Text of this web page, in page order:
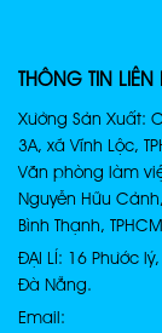
THÔNG TIN LIÊN
Xưởng Sản Xuất:
3A, xã Vĩnh Lộc,
Văn phòng làm
Nguyễn Hữu
Bình Thạnh,
ĐẠI LÍ: 16 Phước
Đà Nẵng.
Email: